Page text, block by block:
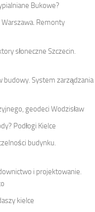
Bukowe?
Remonty
słoneczne Szczecin.
budowy. System zarządzania
geodeci Wodzisław
Podłogi Kielce
budynku.
i projektowanie.
kielce